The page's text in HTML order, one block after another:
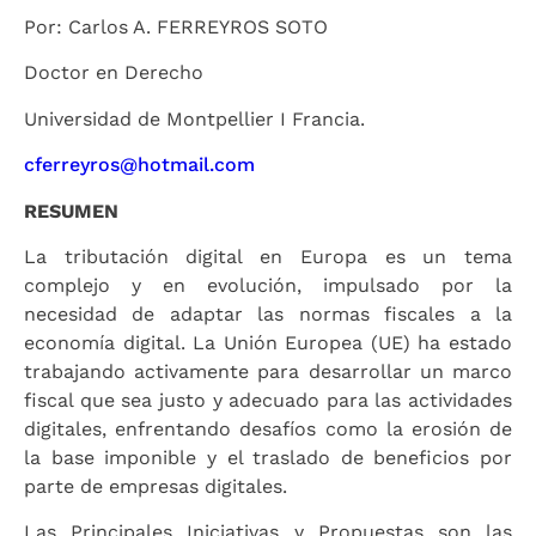
Por: Carlos A. FERREYROS SOTO
Doctor en Derecho
Universidad de Montpellier I Francia.
cferreyros@hotmail.com
RESUMEN
La tributación digital en Europa es un tema
complejo y en evolución, impulsado por la
necesidad de adaptar las normas fiscales a la
economía digital. La Unión Europea (UE) ha estado
trabajando activamente para desarrollar un marco
fiscal que sea justo y adecuado para las actividades
digitales, enfrentando desafíos como la erosión de
la base imponible y el traslado de beneficios por
parte de empresas digitales.